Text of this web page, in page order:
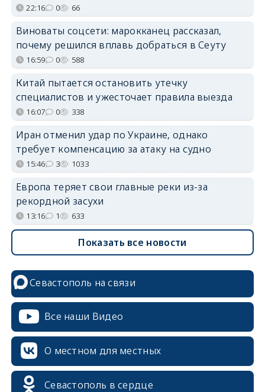
22:16 0 66
Виноваты соцсети: марокканец рассказал,
почему решился вплавь добраться в Сеуту
16:59 0 588
Китай пытается остановить утечку
специалистов и ужесточает правила выезда
16:07 0 338
Иран отменил удар по Украине, однако
требует компенсацию за атаку на судно
15:46 3 1033
Европа теряет свои главные реки из-за
рекордной засухи
13:16 1 633
Показать все новости
Севастополь на связи
Все наши Видео
О местном для местных
Севастополь в сердце